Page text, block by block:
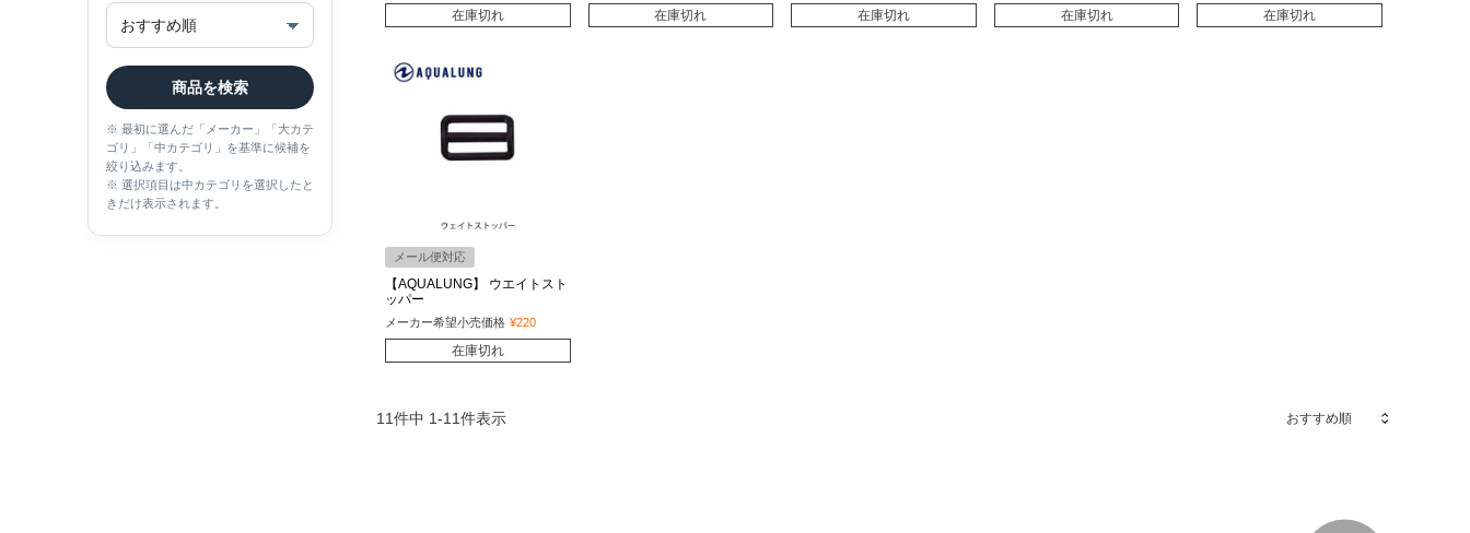
商品を検索
※ 最初に選んだ「メーカー」「大カテ
ゴリ」「中カテゴリ」を基準に候補を
絞り込みます。
※ 選択項目は中カテゴリを選択したと
きだけ表示されます。
在庫切れ 在庫切れ 在庫切れ 在庫切れ 在庫切れ
メール便対応
【AQUALUNG】 ウエイトスト
ッパー
メーカー希望小売価格 ¥220
在庫切れ
11件中 1-11件表示